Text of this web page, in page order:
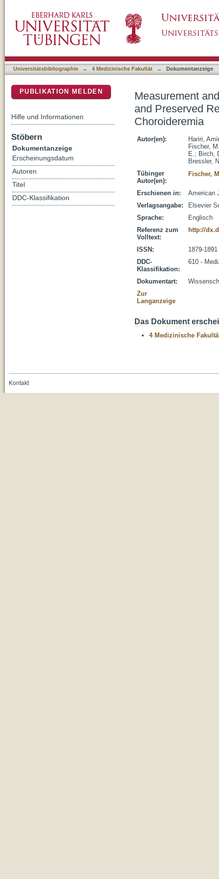
Pigment Epithelium Area in Eyes With
Universitätsbibliographie → 4 Medizinische Fakultät → Dokumentanzeige
Measurement
and Preserved
Choroideremia
Autor(en):
Hariri,
Fischer,
E.; Birch,
Bressler,
Tübinger
Autor(en):
Fischer,
Erschienen in:
American
Verlagsangabe:
Elsevier
Sprache:
Englisch
Referenz zum
Volltext:
http://
ISSN:
1879-1891
DDC-
Klassifikation:
610 -
Dokumentart:
Zur
Langanzeige
Das Dokument
4 Medizinische
PUBLIKATION MELDEN
Hilfe und Informationen
Stöbern
Dokumentanzeige
Erscheinungsdatum
Autoren
Titel
DDC-Klassifikation
Kontakt